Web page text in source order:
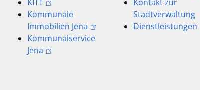
KITT
Kommunale
Immobilien Jena
Kommunalservice
Jena
Kontakt zur
Stadtverwaltung
Dienstleistungen